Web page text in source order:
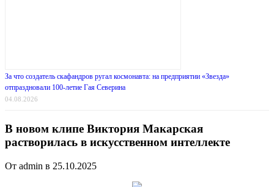
За что создатель скафандров ругал космонавта: на предприятии «Звезда»
отпраздновали 100-летие Гая Северина
04.08.2026
В новом клипе Виктория Макарская
растворилась в искусственном интеллекте
От admin в 25.10.2025